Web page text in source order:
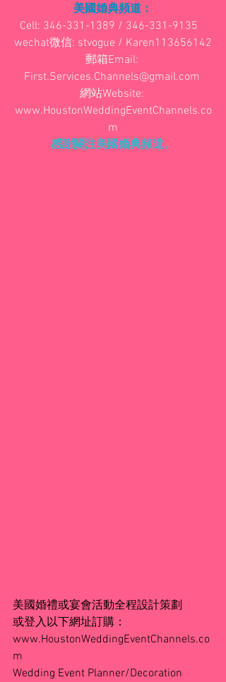
美國婚典頻道：
Cell: 346-331-1389 / 346-331-9135
wechat微信: stvogue / Karen113656142
郵箱Email:
First.Services.Channels@gmail.com
網站Website:
www.HoustonWeddingEventChannels.co
m
感謝關注美國婚典頻道。
美國婚禮或宴會活動全程設計策劃
或登入以下網址訂購：
www.HoustonWeddingEventChannels.co
m
Wedding Event Planner/Decoration